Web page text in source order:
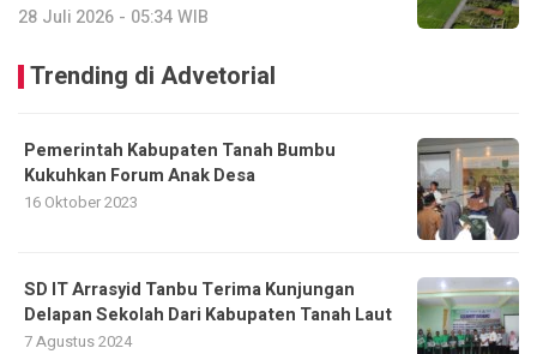
28 Juli 2026 - 05:34 WIB
Trending di Advetorial
Pemerintah Kabupaten Tanah Bumbu
Kukuhkan Forum Anak Desa
16 Oktober 2023
SD IT Arrasyid Tanbu Terima Kunjungan
Delapan Sekolah Dari Kabupaten Tanah Laut
7 Agustus 2024